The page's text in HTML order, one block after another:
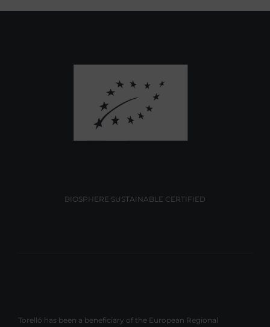
BIOSPHERE SUSTAINABLE CERTIFIED
Torelló has been a beneficiary of the European Regional